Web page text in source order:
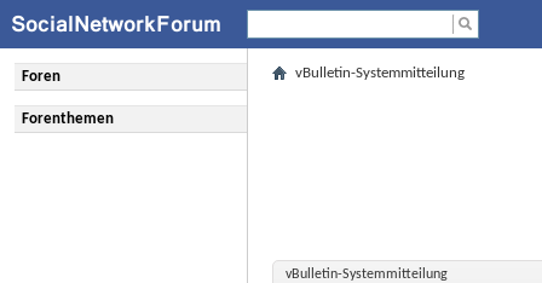
Foren
Forenthemen
vBulletin-Systemmitteilung
vBulletin-Systemmitteilung